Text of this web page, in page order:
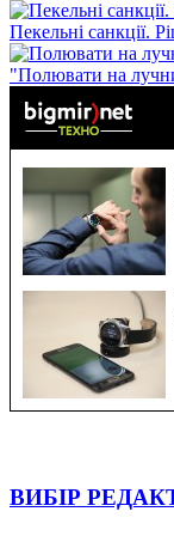
Пекельні санкції.
"Полювати на
ВИБІР